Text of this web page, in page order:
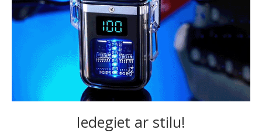
Iedegiet ar stilu!